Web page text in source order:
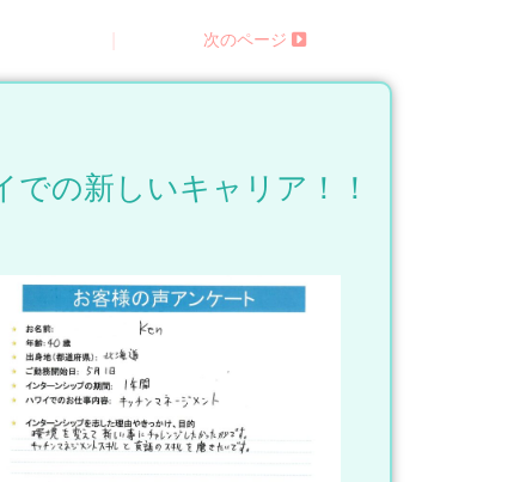
次のページ
の新しいキャリア！！